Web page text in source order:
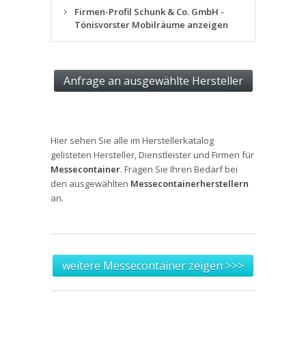
Firmen-Profil Schunk & Co. GmbH -
Tönisvorster Mobilräume anzeigen
Hier sehen Sie alle im Herstellerkatalog
gelisteten Hersteller, Dienstleister und Firmen für
Messecontainer. Fragen Sie Ihren Bedarf bei
den ausgewählten Messecontainerherstellern
an.
weitere Messecontainer zeigen >>>